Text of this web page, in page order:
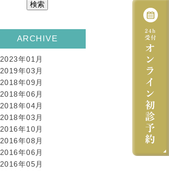
ARCHIVE
2023年01月
2019年03月
2018年09月
2018年06月
2018年04月
2018年03月
2016年10月
2016年08月
2016年06月
2016年05月